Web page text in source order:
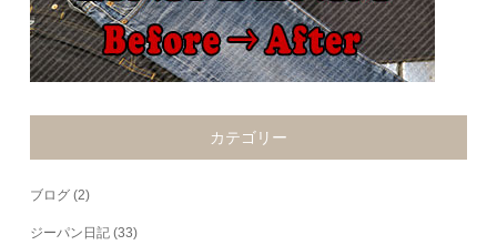
カテゴリー
ブログ (2)
ジーパン日記 (33)